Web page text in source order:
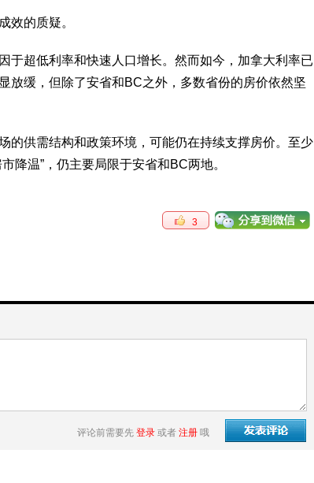
效的质疑。
于超低利率和快速人口增长。然而如今，加拿大利率已
放缓，但除了安省和BC之外，多数省份的房价依然坚
的供需结构和政策环境，可能仍在持续支撑房价。至少
降温”，仍主要局限于安省和BC两地。
3
评论前需要先 登录 或者 注册 哦